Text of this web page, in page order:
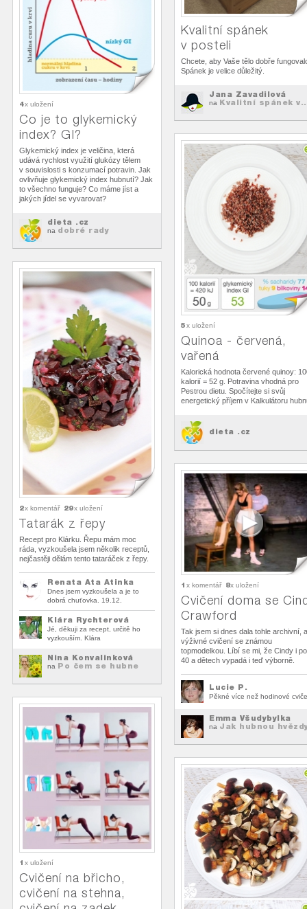
Kvalitní spánek
v posteli
Chcete, aby Vaše tělo dobře
Spánek je velice důležitý.
Jana Zavadilová
na Kvalitní spánek
4x uložení
Co je to glykemický
index? GI?
Glykemický index je veličina, která
udává rychlost využití glukózy tělem
v souvislosti s konzumací potravin. Jak
ovlivňuje glykemický index hubnutí? Jak
to všechno funguje? Co máme jíst a
jakých jídel se vyvarovat?
dieta .cz
na dobré rady
5x uložení
Quinoa - červená,
vařená
Kalorická hodnota červené quinoy:
kalorií = 52 g. Potravina vhodná pro
Pestrou dietu. Spočítejte si svůj
energetický příjem v Kalkulátoru
dieta .cz
2x komentář 29x uložení
Tatarák z řepy
Recept pro Klárku. Řepu mám moc
ráda, vyzkoušela jsem několik receptů,
nejčastěji dělám tento tataráček z řepy.
Renata Ata Atinka
Dnes jsem vyzkoušela a je to
dobrá chuťovka. 19.12.
Klára Rychterová
Jé, děkuji za recept, určitě ho
vyzkouším. Klára
Nina Konvalinková
na Po čem se hubne
1 x komentář 8x uložení
Cvičení doma se
Crawford
Tak jsem si dnes dala tohle archivní,
výživné cvičení se známou
topmodelkou. Líbí se mi, že Cindy i po
40 a dětech vypadá i teď výborně.
Lucie P.
Pěkné více než hodinové
Emma Všudybylka
na Jak hubnou
1 x uložení
Cvičení na břicho,
cvičení na stehna,